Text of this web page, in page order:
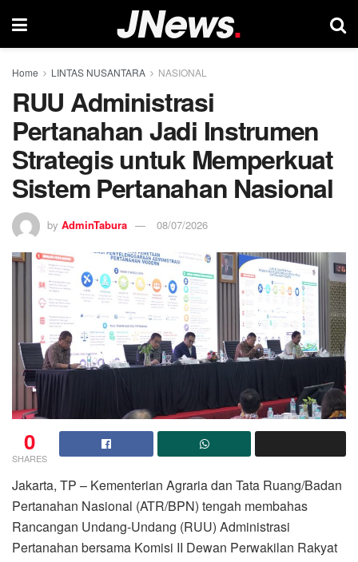
Home LINTAS NUSANTARA NASIONAL
RUU Administrasi
Pertanahan Jadi Instrumen
Strategis untuk Memperkuat
Sistem Pertanahan Nasional
by AdminTabura 08/07/2026
0
SHARES
Jakarta, TP – Kementerian Agraria dan Tata Ruang/Badan
Pertanahan Nasional (ATR/BPN) tengah membahas
Rancangan Undang-Undang (RUU) Administrasi
Pertanahan bersama Komisi II Dewan Perwakilan Rakyat